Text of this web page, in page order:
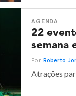
AGENDA
22
semana
Por Roberto
Atrações